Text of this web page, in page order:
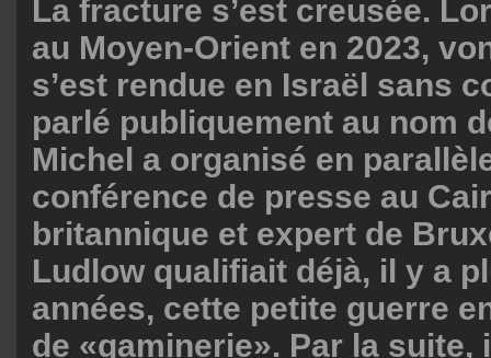
La fracture s’est creusée.
au Moyen-Orient en 2023,
s’est rendue en Israël sans
parlé publiquement au nom
Michel a organisé en
conférence de presse au
britannique et expert de
Ludlow qualifiait déjà, il y a
années, cette petite guerre
de «gaminerie». Par la suite,